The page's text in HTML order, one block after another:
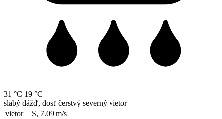
31 °C 19 °C
slabý dážď, dosť čerstvý severný vietor
vietor
S, 7.09 m/s